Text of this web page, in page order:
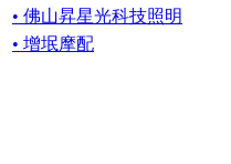
• 佛山昇星光科技照明
• 增垊摩配